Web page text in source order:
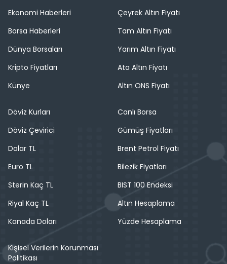
Ekonomi Haberleri
Borsa Haberleri
Dünya Borsaları
Kripto Fiyatları
Künye
Çeyrek Altın Fiyatı
Tam Altın Fiyatı
Yarım Altın Fiyatı
Ata Altın Fiyatı
Altın ONS Fiyatı
Döviz Kurları
Döviz Çevirici
Dolar TL
Euro TL
Sterin Kaç TL
Riyal Kaç TL
Kanada Doları
Canlı Borsa
Gümüş Fiyatları
Brent Petrol Fiyatı
Bilezik Fiyatları
BIST 100 Endeksi
Altın Hesaplama
Yüzde Hesaplama
Kişisel Verilerin Korunması
Politikası